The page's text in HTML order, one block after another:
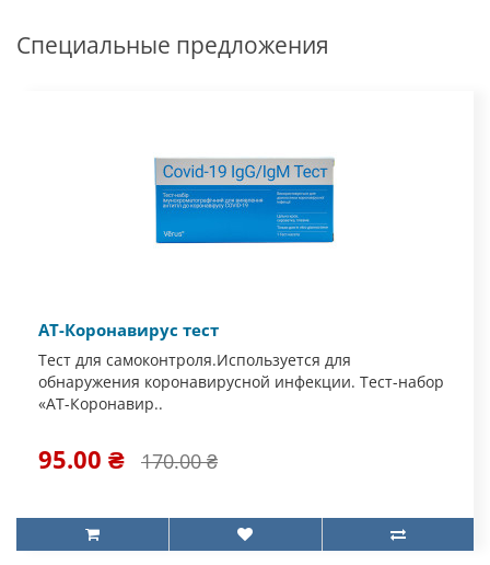
Специальные предложения
АТ-Коронавирус тест
Тест для самоконтроля.Используется для
обнаружения коронавирусной инфекции. Тест-набор
«АТ-Коронавир..
95.00 ₴ 170.00 ₴